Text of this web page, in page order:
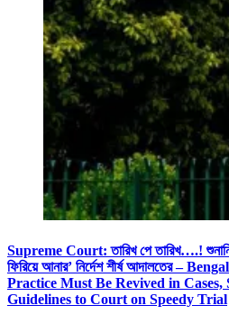
Supreme Court: তারিখ পে তারিখ….! শুনানি
ফিরিয়ে আনার’ নির্দেশ শীর্ষ আদালতের –
Practice Must Be Revived in
Guidelines to Court on Speedy Trial